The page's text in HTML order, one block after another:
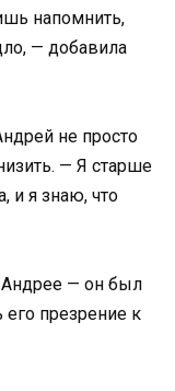
напомнить,
— добавила
не просто
— Я старше
и я знаю, что
Андрее — он был
презрение к